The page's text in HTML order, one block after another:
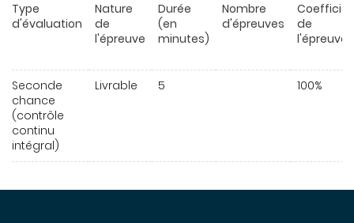
Type
d'évaluation
Nature
de
l'épreuve
Durée
(en
minutes)
Nombre
d'épreuves
de
l'épreuve
Seconde
chance
(contrôle
continu
intégral)
Livrable 5 100%